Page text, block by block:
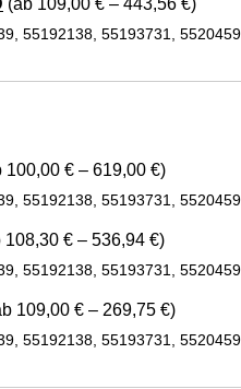
(ab 109,00 € – 443,56 €)
55192138, 55193731,
100,00 € – 619,00 €)
55192138, 55193731,
108,30 € – 536,94 €)
55192138, 55193731,
109,00 € – 269,75 €)
55192138, 55193731,